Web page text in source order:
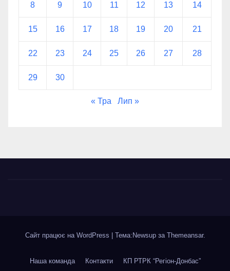
8 9 10 11 12 13 14
15 16 17 18 19 20 21
22 23 24 25 26 27 28
29 30
« Тра Лип »
Сайт працює на WordPress Тема:Newsup за Themeansar.
Наша команда Контакти КП РТРК “Регіон-Донбас”